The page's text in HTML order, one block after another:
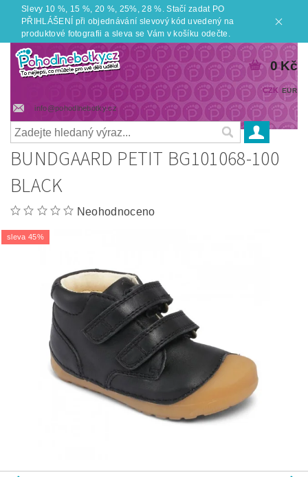
Slevy 10 %, 15 %, 20 %, 25%, 28 %. Stačí zadat PO
PŘIHLÁŠENÍ při objednávání slevový kód uvedený na
produktové fotografii a sleva se Vám v košíku odečte.
info@pohodlnebotky.cz
CZK EUR
0 Kč
BUNDGAARD PETIT BG101068-100
BLACK
Neohodnoceno
sleva 45%